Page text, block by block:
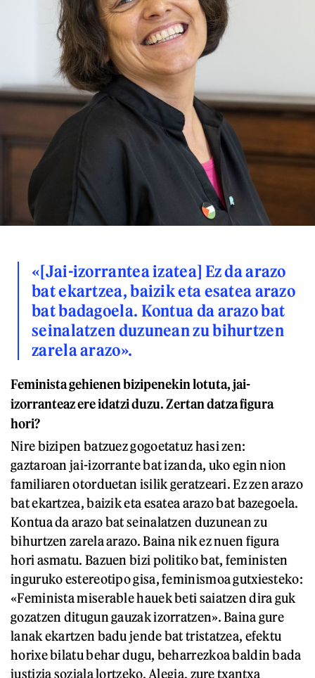
«[Jai-izorrantea izatea] Ez da arazo
bat ekartzea, baizik eta esatea arazo
bat badagoela. Kontua da arazo bat
seinalatzen duzunean zu bihurtzen
zarela arazo».
Feminista gehienen bizipenekin lotuta, jai-
izorranteaz ere idatzi duzu. Zertan datza figura
hori?
Nire bizipen batzuez gogoetatuz hasi zen:
gaztaroan jai-izorrante bat izanda, uko egin nion
familiaren otorduetan isilik geratzeari. Ez zen arazo
bat ekartzea, baizik eta esatea arazo bat bazegoela.
Kontua da arazo bat seinalatzen duzunean zu
bihurtzen zarela arazo. Baina nik ez nuen figura
hori asmatu. Bazuen bizi politiko bat, feministen
inguruko estereotipo gisa, feminismoa gutxiesteko:
«Feminista miserable hauek beti saiatzen dira guk
gozatzen ditugun gauzak izorratzen». Baina gure
lanak ekartzen badu jende bat tristatzea, efektu
horixe bilatu behar dugu, beharrezkoa baldin bada
justizia soziala lortzeko. Alegia, zure txantxa